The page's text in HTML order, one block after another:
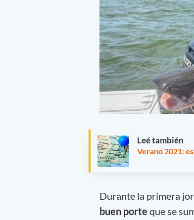
Leé también
Verano 2021:
Durante la primera
buen porte que se